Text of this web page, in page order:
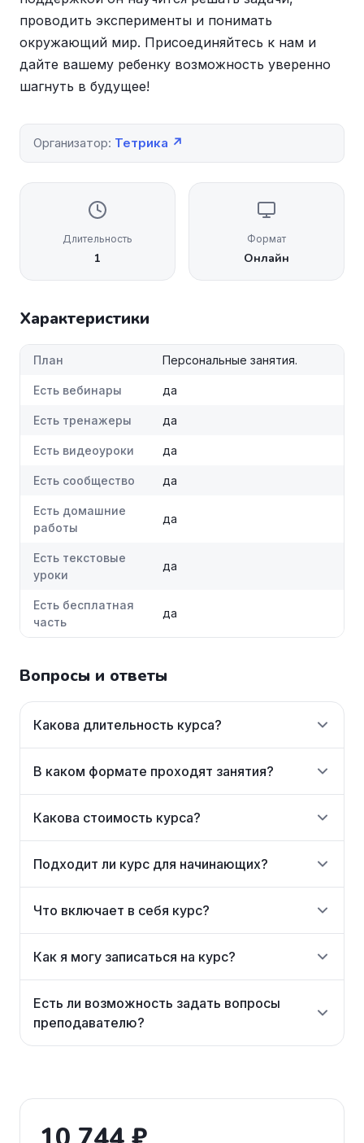
проводить эксперименты и понимать
окружающий мир. Присоединяйтесь к нам и
дайте вашему ребенку возможность уверенно
шагнуть в будущее!
Организатор: Тетрика ↗
Длительность
1
Формат
Онлайн
Характеристики
План Персональные занятия.
Есть вебинары да
Есть тренажеры да
Есть видеоуроки да
Есть сообщество да
Есть домашние
работы
да
Есть текстовые
уроки
да
Есть бесплатная
часть
да
Вопросы и ответы
Какова длительность курса?
В каком формате проходят занятия?
Какова стоимость курса?
Подходит ли курс для начинающих?
Что включает в себя курс?
Как я могу записаться на курс?
Есть ли возможность задать вопросы
преподавателю?